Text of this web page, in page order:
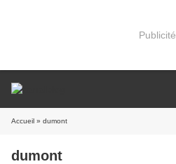
Publicité
Accueil » dumont
dumont